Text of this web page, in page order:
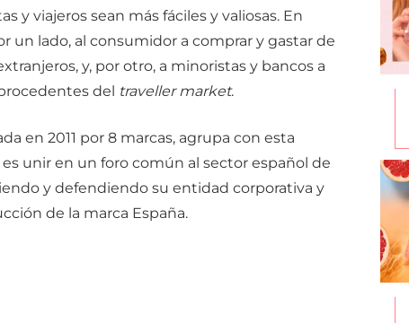
y viajeros sean más fáciles y valiosas. En
un lado, al consumidor a comprar y gastar de
y, por otro, a minoristas y bancos a
del traveller market.
en 2011 por 8 marcas, agrupa con esta
unir en un foro común al sector español de
y defendiendo su entidad corporativa y
de la marca España.